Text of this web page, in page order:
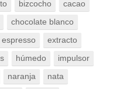
bizcocho
cacao
chocolate blanco
espresso
extracto
húmedo
impulsor
naranja
nata